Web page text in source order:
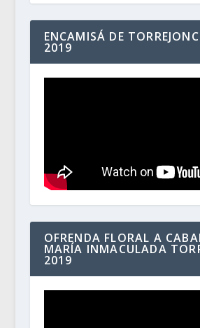
ENCAMISÁ DE
2019
OFRENDA FLORAL A
MARÍA INMACULADA
2019